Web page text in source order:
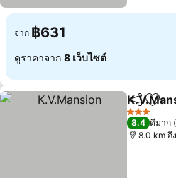
จาก ฿631
ดูราคาจาก 8 เว็บไซต์
แชร์ เพิ่ม
3 ดาว
8.4 ดีมาก
8.0 km ถึ